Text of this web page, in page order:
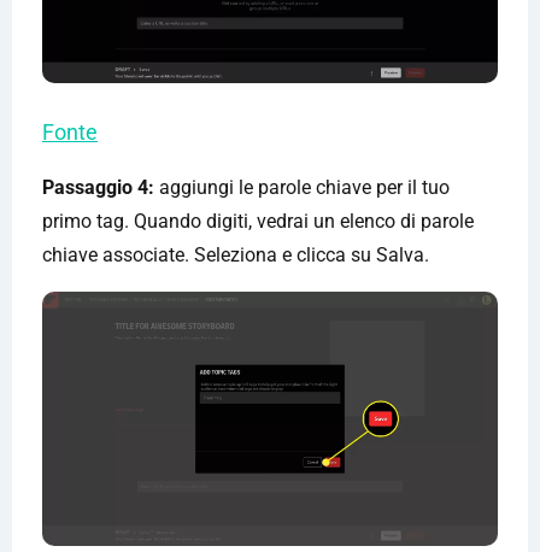
Fonte
Passaggio 4: aggiungi le parole chiave per il tuo
primo tag. Quando digiti, vedrai un elenco di parole
chiave associate. Seleziona e clicca su Salva.